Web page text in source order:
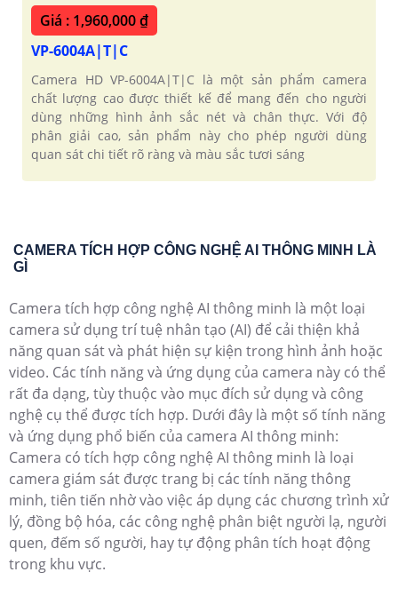
Giá : 1,960,000 ₫
VP-6004A|T|C
Camera HD VP-6004A|T|C là một sản phẩm camera
chất lượng cao được thiết kế để mang đến cho người
dùng những hình ảnh sắc nét và chân thực. Với độ
phân giải cao, sản phẩm này cho phép người dùng
quan sát chi tiết rõ ràng và màu sắc tươi sáng
CAMERA TÍCH HỢP CÔNG NGHỆ AI THÔNG MINH LÀ
GÌ
Camera tích hợp công nghệ AI thông minh là một loại
camera sử dụng trí tuệ nhân tạo (AI) để cải thiện khả
năng quan sát và phát hiện sự kiện trong hình ảnh hoặc
video. Các tính năng và ứng dụng của camera này có thể
rất đa dạng, tùy thuộc vào mục đích sử dụng và công
nghệ cụ thể được tích hợp. Dưới đây là một số tính năng
và ứng dụng phổ biến của camera AI thông minh:
Camera có tích hợp công nghệ AI thông minh là loại
camera giám sát được trang bị các tính năng thông
minh, tiên tiến nhờ vào việc áp dụng các chương trình xử
lý, đồng bộ hóa, các công nghệ phân biệt người lạ, người
quen, đếm số người, hay tự động phân tích hoạt động
trong khu vực.